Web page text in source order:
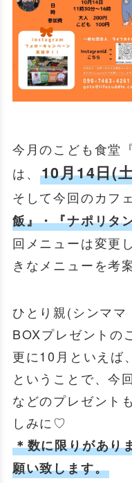
今月のこども食堂
は、 10月14日(
そして今回のカフ
飯』・『ナポリタ
回メニューは変更
きなメニューを考
ひとり親(シンマ
BOXプレゼントの
更に10月といえば
ということで、今
などのプレゼント
しみに♡
＊数に限りがあり
願い致します。